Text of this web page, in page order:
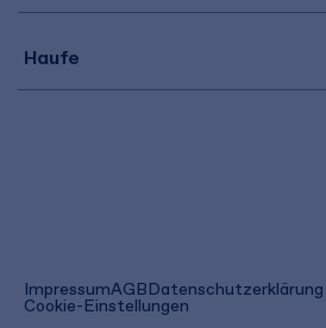
Haufe
ImpressumAGB(öffnet
in
einem
Datenschutzerklärung
Cookie-Einstellungen